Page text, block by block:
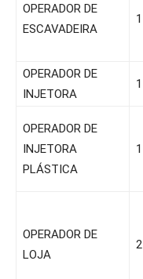
OPERADOR DE
ESCAVADEIRA
1
OPERADOR DE
INJETORA
1
OPERADOR DE
INJETORA
PLÁSTICA
1
OPERADOR DE
LOJA
2